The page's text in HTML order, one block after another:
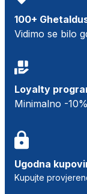
100+
Vidimo se bilo
Loyalty
Minimalno -
Ugodna
Kupujte